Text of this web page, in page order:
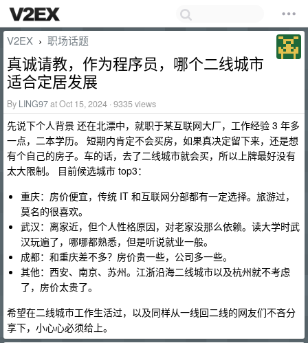
V2EX › 职场话题
真诚请教，作为程序员，哪个二线城市
适合定居发展
By LING97at Oct 15, 2024 · 9335 views
先说下个人背景 还在北漂中，就职于某互联网大厂，工作经验 3 年多
一点，二本学历。 短期内肯定不会买房，如果真决定留下来，还是想
有个自己的房子。车的话，去了二线城市就会买，所以上牌最好没有
太大限制。 目前候选城市 top3：
重庆：房价便宜，传统 IT 和互联网分部都有一定选择。旅游过，
莫名的很喜欢。
武汉：离家近，但个人性格原因，对老家没那么依赖。读大学时武
汉玩遍了，哪哪都熟悉，但是听说就业一般。
成都：和重庆差不多？房价贵一些，公司多一些。
其他：西安、南京、苏州。江浙沿海二线城市以及杭州就不考虑
了，房价太贵了。
希望在二线城市工作生活过，以及同样从一线回二线的网友们不吝分
享下，小心心必须给上。